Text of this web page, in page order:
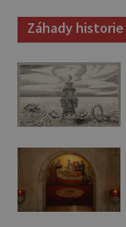
Záhady historie